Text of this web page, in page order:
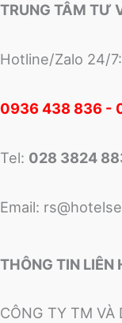
TRUNG TÂM TƯ
Hotline/Zalo 24/7:
0936 438 836 -
Tel: 028 3824
Email:
THÔNG TIN LIÊN
CÔNG TY TM VÀ